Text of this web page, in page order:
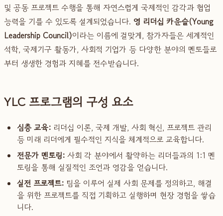
및 공동 프로젝트 수행을 통해 자연스럽게 국제적인 감각과 협업
능력을 기를 수 있도록 설계되었습니다. 영 리더십 카운슬(Young
Leadership Council)이라는 이름에 걸맞게, 참가자들은 세계적인
석학, 국제기구 활동가, 사회적 기업가 등 다양한 분야의 멘토들로
부터 생생한 경험과 지혜를 전수받습니다.
YLC 프로그램의 구성 요소
심층 교육: 리더십 이론, 국제 개발, 사회 혁신, 프로젝트 관리
등 미래 리더에게 필수적인 지식을 체계적으로 교육합니다.
전문가 멘토링: 사회 각 분야에서 활약하는 리더들과의 1:1 멘
토링을 통해 실질적인 조언과 영감을 얻습니다.
실전 프로젝트: 팀을 이루어 실제 사회 문제를 정의하고, 해결
을 위한 프로젝트를 직접 기획하고 실행하며 현장 경험을 쌓습
니다.